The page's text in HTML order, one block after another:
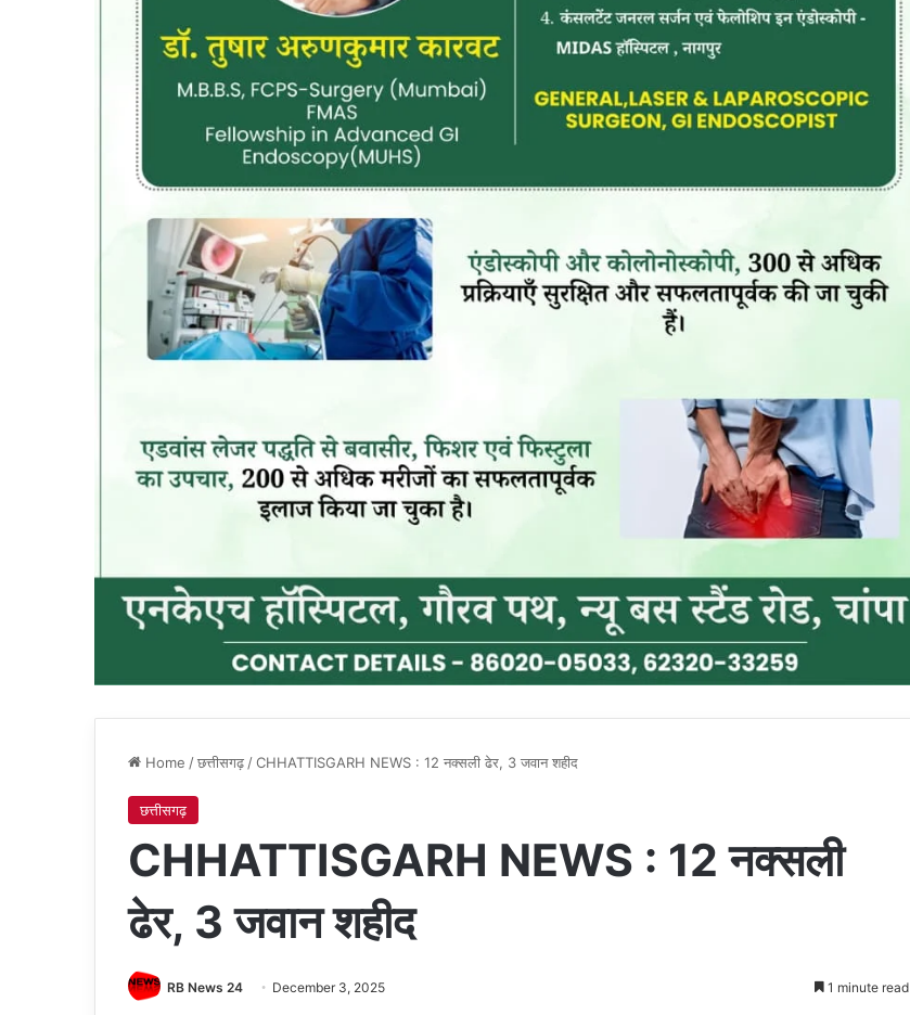
Home /छत्तीसगढ़ /CHHATTISGARH NEWS : 12 नक्सली ढेर, 3 जवान शहीद
छत्तीसगढ़
CHHATTISGARH NEWS : 12 नक्सली
ढेर, 3 जवान शहीद
RB News 24 December 3, 2025 1 minute read